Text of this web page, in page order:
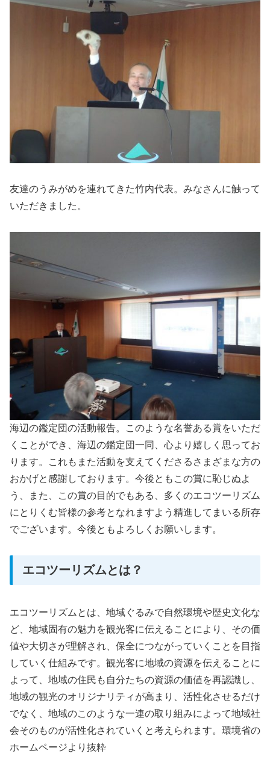
友達のうみがめを連れてきた竹内代表。みなさんに触って
いただきました。
海辺の鑑定団の活動報告。このような名誉ある賞をいただ
くことができ、海辺の鑑定団一同、心より嬉しく思ってお
ります。これもまた活動を支えてくださるさまざまな方の
おかげと感謝しております。今後ともこの賞に恥じぬよ
う、また、この賞の目的でもある、多くのエコツーリズム
にとりくむ皆様の参考となれますよう精進してまいる所存
でございます。今後ともよろしくお願いします。
エコツーリズムとは？
エコツーリズムとは、地域ぐるみで自然環境や歴史文化な
ど、地域固有の魅力を観光客に伝えることにより、その価
値や大切さが理解され、保全につながっていくことを目指
していく仕組みです。観光客に地域の資源を伝えることに
よって、地域の住民も自分たちの資源の価値を再認識し、
地域の観光のオリジナリティが高まり、活性化させるだけ
でなく、地域のこのような一連の取り組みによって地域社
会そのものが活性化されていくと考えられます。環境省の
ホームページより抜粋